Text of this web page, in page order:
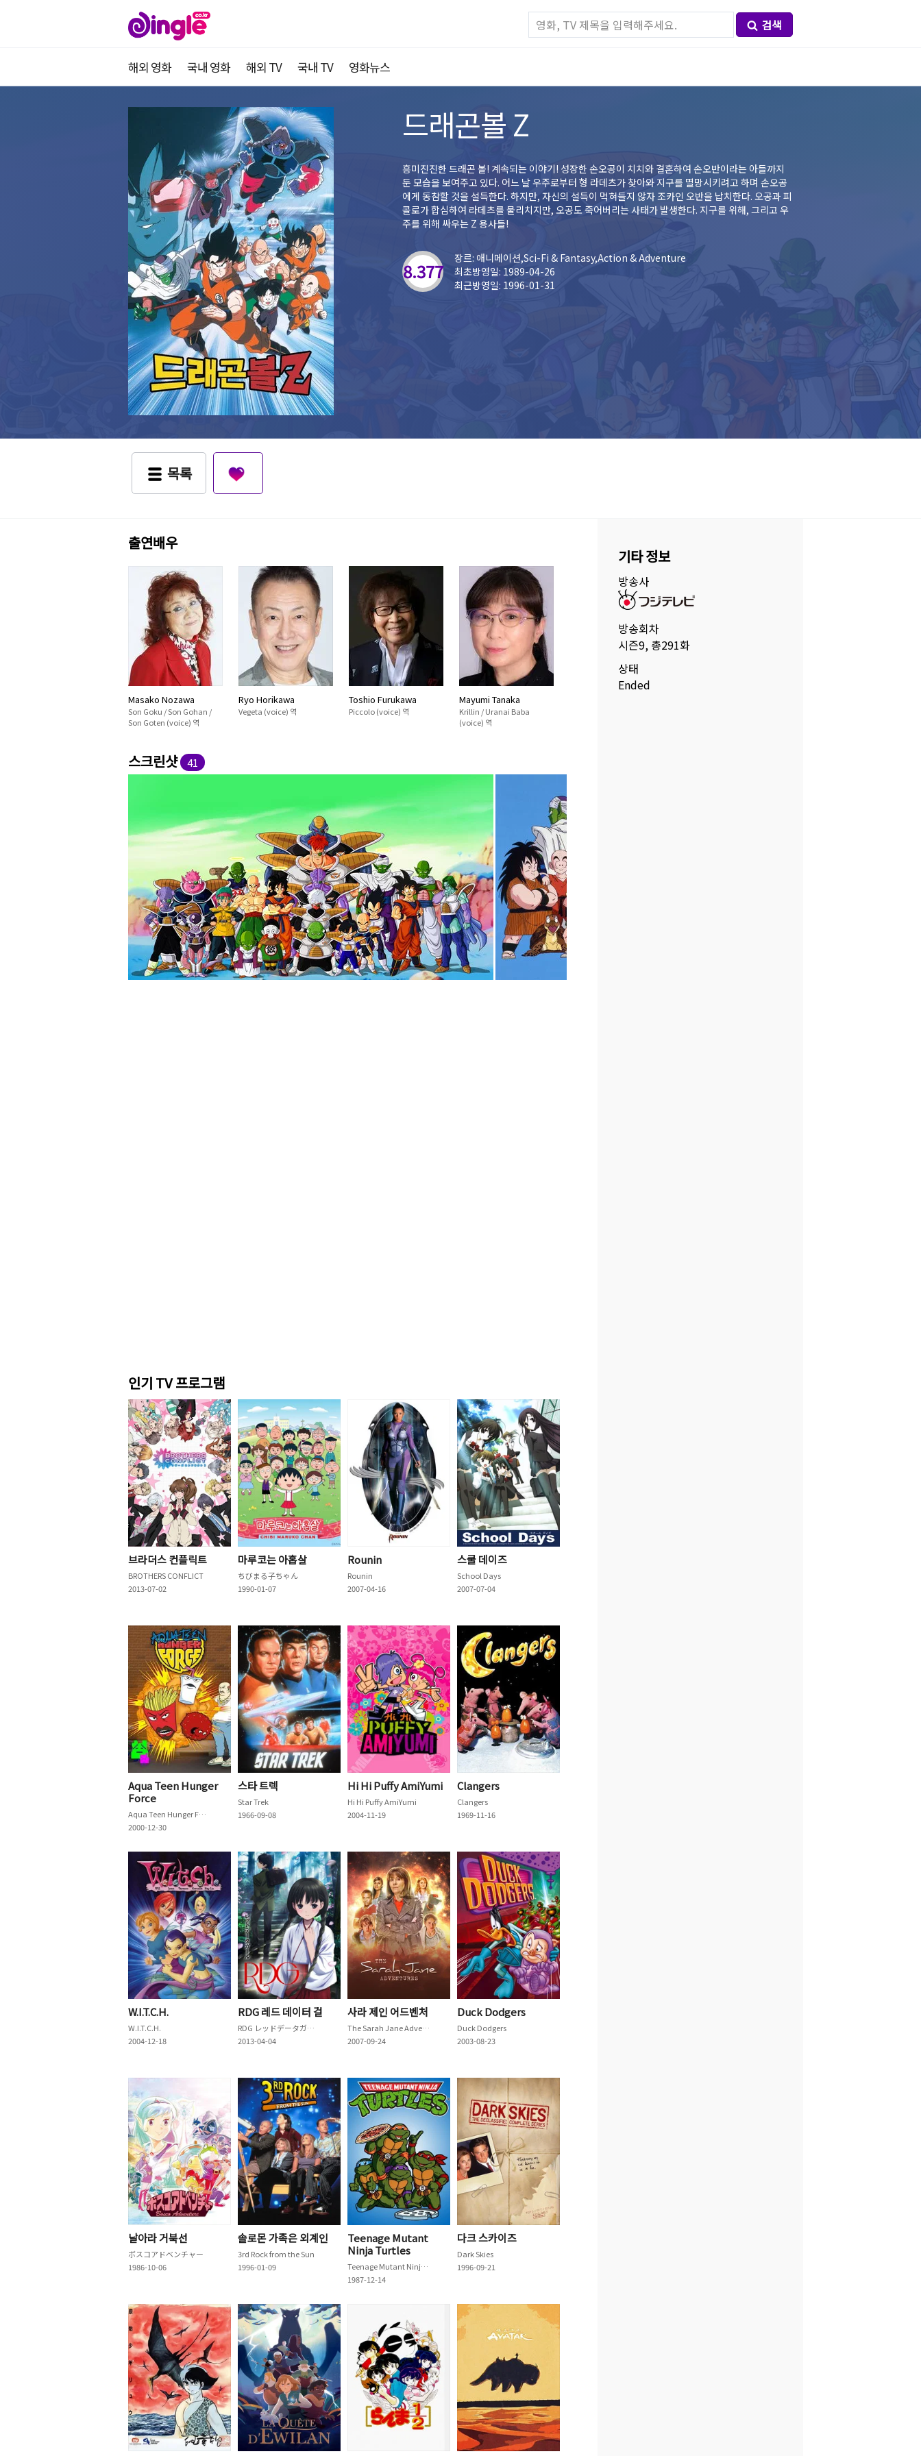
검색
해외 영화 국내 영화 해외 TV 국내 TV 영화뉴스
드래곤볼 Z
흥미진진한 드래곤 볼! 계속되는 이야기! 성장한 손오공이 치치와 결혼하여 손오반이라는 아들까지
둔 모습을 보여주고 있다. 어느 날 우주로부터 형 라데츠가 찾아와 지구를 멸망시키려고 하며 손오공
에게 동참할 것을 설득한다. 하지만, 자신의 설득이 먹혀들지 않자 조카인 오반을 납치한다. 오공과 피
콜로가 합심하여 라데츠를 물리치지만, 오공도 죽어버리는 사태가 발생한다. 지구를 위해, 그리고 우
주를 위해 싸우는 Z 용사들!
8.377
장르: 애니메이션,Sci-Fi & Fantasy,Action & Adventure
최초방영일: 1989-04-26
최근방영일: 1996-01-31
목록
출연배우
Masako Nozawa
Son Goku / Son Gohan /
Son Goten (voice) 역
Ryo Horikawa
Vegeta (voice) 역
Toshio Furukawa
Piccolo (voice) 역
Mayumi Tanaka
Krillin / Uranai Baba
(voice) 역
스크린샷 41
인기 TV 프로그램
브라더스 컨플릭트
BROTHERS CONFLICT
2013-07-02
마루코는 아홉살
ちびまる子ちゃん
1990-01-07
Rounin
Rounin
2007-04-16
스쿨 데이즈
School Days
2007-07-04
Aqua Teen Hunger
Force
Aqua Teen Hunger Force
2000-12-30
스타 트렉
Star Trek
1966-09-08
Hi Hi Puffy AmiYumi
Hi Hi Puffy AmiYumi
2004-11-19
Clangers
Clangers
1969-11-16
W.I.T.C.H.
W.I.T.C.H.
2004-12-18
RDG 레드 데이터 걸
RDG レッドデータガール
2013-04-04
사라 제인 어드벤처
The Sarah Jane Adventures
2007-09-24
Duck Dodgers
Duck Dodgers
2003-08-23
날아라 거북선
ボスコアドベンチャー
1986-10-06
솔로몬 가족은 외계인
3rd Rock from the Sun
1996-01-09
Teenage Mutant
Ninja Turtles
Teenage Mutant Ninja Turtles
1987-12-14
다크 스카이즈
Dark Skies
1996-09-21
기타 정보
방송사
방송회차
시즌9, 총291화
상태
Ended